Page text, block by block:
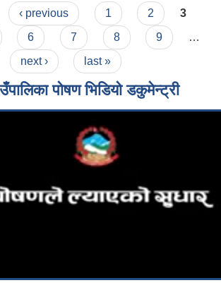
‹ previous 1 2
3
6 7 8 9
…
next ›
last »
पोषण भिडियो डकुमेन्ट्री